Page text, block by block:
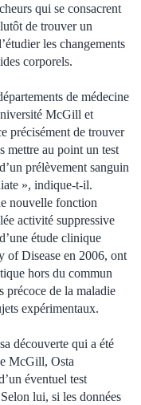
qui se consacrent
de trouver un
les changements
corporels.
de médecine
McGill et
précisément de trouver
mettre au point un test
prélèvement sanguin
», indique-t-il.
nouvelle fonction
activité suppressive
étude clinique
of Disease en 2006, ont
hors du commun
précoce de la maladie
expérimentaux.
découverte qui a été
McGill, Osta
éventuel test
lui, si les données